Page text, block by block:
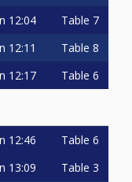
12:04 Table 7
12:11 Table 8
12:17 Table 6
12:46 Table 6
13:09 Table 3